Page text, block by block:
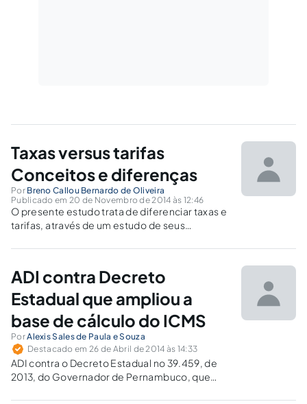
Taxas versus tarifas
Conceitos e diferenças
Por Breno Callou Bernardo de Oliveira
Publicado em 20 de Novembro de 2014 às 12:46
O presente estudo trata de diferenciar taxas e
tarifas, através de um estudo de seus
posicionamento da doutrina.
ADI contra Decreto
Estadual que ampliou a
base de cálculo do ICMS
PorAlexis Sales de Paula e Souza
Destacado em 26 de Abril de 2014 às 14:33
ADI contra o Decreto Estadual no 39.459, de
2013, do Governador de Pernambuco, que